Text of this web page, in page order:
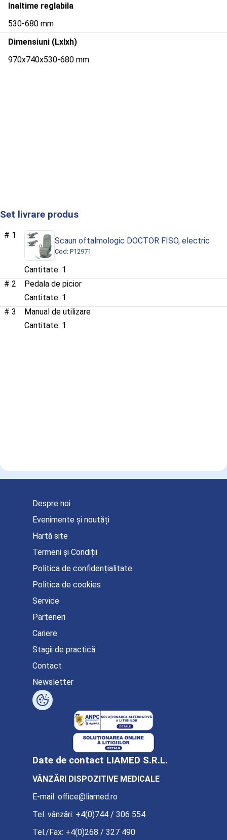
Inaltime reglabila
530-680 mm
Dimensiuni (Lxlxh)
970x740x530-680 mm
Set livrare produs
1
Scaun oftalmologic DOCTOR FISO, electric
Cod: P12971
1
2
Pedala de picior
1
3
Manual de utilizare
1
Date de contact LIAMED S.R.L.
VÂNZĂRI DISPOZITIVE MEDICALE
E-mail: office@liamed.ro
Tel. vânzări: +4(0)744 / 306 554
Tel./Fax: +4(0)268 / 327 490
Despre noi
Evenimente și noutăți
Hartă site
Termeni și Condiții
Politica de confidențialitate
Politica de cookies
Service
Parteneri
Cariere
Stagii de practică
Contact
Newsletter